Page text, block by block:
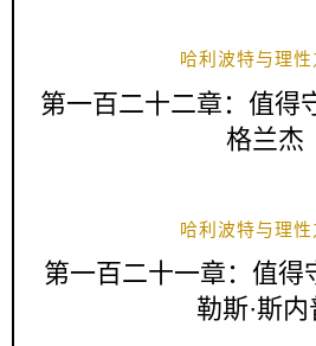
哈利波特与理性
第一百二十二章：值得
格兰杰
哈利波特与理性
第一百二十一章：值得
勒斯·斯内